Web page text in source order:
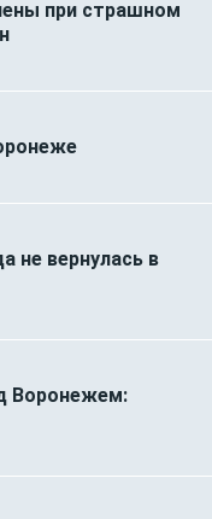
при страшном
не вернулась в
Воронежем: